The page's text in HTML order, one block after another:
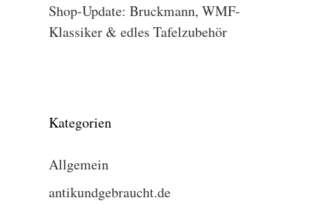
Shop-Update: Bruckmann, WMF-
Klassiker & edles Tafelzubehör
Kategorien
Allgemein
antikundgebraucht.de